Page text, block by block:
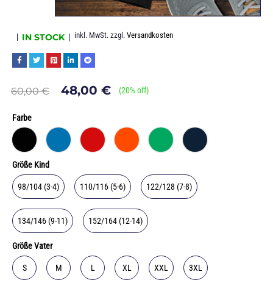
IN STOCK inkl. MwSt. zzgl. Versandkosten
60,00€ 48,00 € (20% off)
Farbe
Größe Kind
98/104 (3-4) 110/116 (5-6) 122/128 (7-8)
134/146 (9-11) 152/164 (12-14)
Größe Vater
S M L XL XXL 3XL